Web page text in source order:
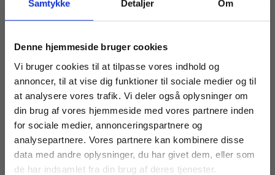
Samtykke Detaljer Om
Denne hjemmeside bruger cookies
Vi bruger cookies til at tilpasse vores indhold og
annoncer, til at vise dig funktioner til sociale medier og til
at analysere vores trafik. Vi deler også oplysninger om
din brug af vores hjemmeside med vores partnere inden
for sociale medier, annonceringspartnere og
analysepartnere. Vores partnere kan kombinere disse
data med andre oplysninger, du har givet dem, eller som
de har indsamlet fra din brug af deres tjenester.
opgaver til projektarbejde. Ekstramaterialet kan
findes her:
https://lru.praxis.dk/Lru/microsites/
Køb læremidler og find masterclasses mm.
Fortsæt som:
For privatkunder og
studerende. Du får
vist priser inkl.
For institutioner og
virksomheder. Du
får vist priser ekskl.